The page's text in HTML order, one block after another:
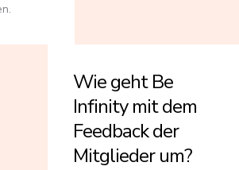
Wie geht Be
Infinity mit dem
Feedback der
Mitglieder um?